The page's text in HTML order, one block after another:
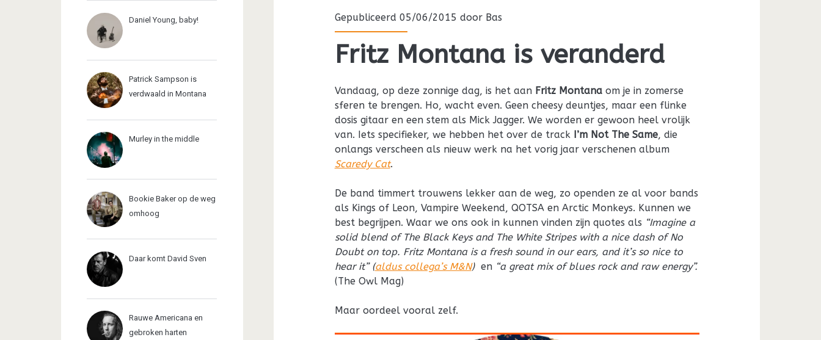
Gepubliceerd 05/06/2015 door Bas
Fritz Montana is veranderd
Vandaag, op deze zonnige dag, is het aan Fritz Montanaom je in zomerse
sferen te brengen. Ho, wacht even. Geen cheesy deuntjes, maar een flinke
dosis gitaar en een stem als Mick Jagger. We worden er gewoon heel vrolijk
van. Iets specifieker, we hebben het over de track I’m Not The Same, die
onlangs verscheen als nieuw werk na het vorig jaar verschenen album
Scaredy Cat.
De band timmert trouwens lekker aan de weg, zo openden ze al voor bands
als Kings of Leon, Vampire Weekend, QOTSA en Arctic Monkeys. Kunnen we
best begrijpen. Waar we ons ook in kunnen vinden zijn quotes als “Imagine a
solid blend of The Black Keys and The White Stripes with a nice dash of No
Doubt on top. Fritz Montana is a fresh sound in our ears, and it’s so nice to
hear it” (aldus collega’s M&N) en “a great mix of blues rock and raw energy”.
(The Owl Mag)
Maar oordeel vooral zelf.
Daniel Young, baby!
Patrick Sampson is
verdwaald in Montana
Murley in the middle
Bookie Baker op de weg
omhoog
Daar komt David Sven
Rauwe Americana en
gebroken harten